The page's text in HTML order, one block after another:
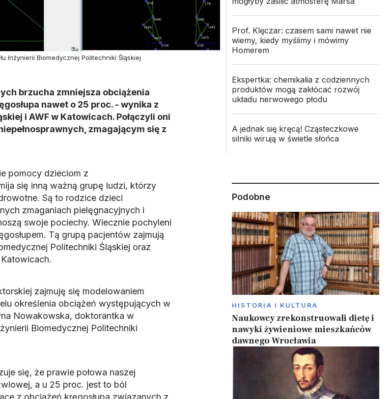
Inżynierii Biomedycznej Politechniki Śląskiej
brzucha zmniejsza obciążenia
nawet o 25 proc. - wynika z
i AWF w Katowicach. Połączyli oni
zmagającym się z
pomocy dzieciom z
się inną ważną grupę ludzi, którzy
Są to rodzice dzieci
zmaganiach pielęgnacyjnych i
swoje pociechy. Wiecznie pochyleni
Tą grupą pacjentów zajmują
Politechniki Śląskiej oraz
zajmuję się modelowaniem
określenia obciążeń występujących w
Nowakowska, doktorantka w
Biomedycznej Politechniki
się, że prawie połowa naszej
a u 25 proc. jest to ból
z obciążeń kręgosłupa związanych z
Prof. Klęczar: czasem sami nawet nie
wiemy, kiedy myślimy i mówimy
Homerem
Ekspertka: chemikalia z codziennych
produktów mogą zakłócać rozwój
układu nerwowego płodu
A jednak się kręcą! Cząsteczkowe
silniki wirują w świetle słońca
Podobne
HISTORIA I KULTURA
Naukowcy zrekonstruowali dietę i
nawyki żywieniowe mieszkańców
dawnego Wrocławia